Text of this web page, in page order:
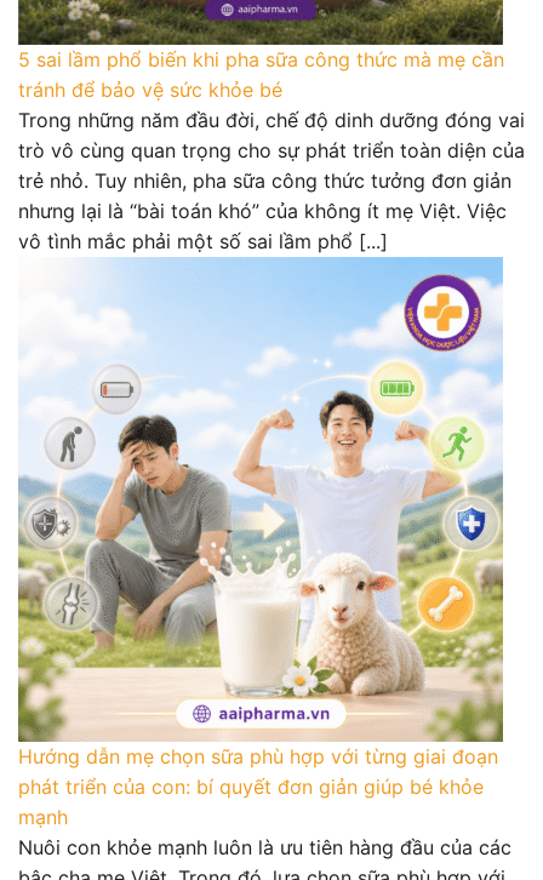
5 sai lầm phổ biến khi pha sữa công thức mà mẹ cần
tránh để bảo vệ sức khỏe bé
Trong những năm đầu đời, chế độ dinh dưỡng đóng vai
trò vô cùng quan trọng cho sự phát triển toàn diện của
trẻ nhỏ. Tuy nhiên, pha sữa công thức tưởng đơn giản
nhưng lại là “bài toán khó” của không ít mẹ Việt. Việc
vô tình mắc phải một số sai lầm phổ [...]
Hướng dẫn mẹ chọn sữa phù hợp với từng giai đoạn
phát triển của con: bí quyết đơn giản giúp bé khỏe
mạnh
Nuôi con khỏe mạnh luôn là ưu tiên hàng đầu của các